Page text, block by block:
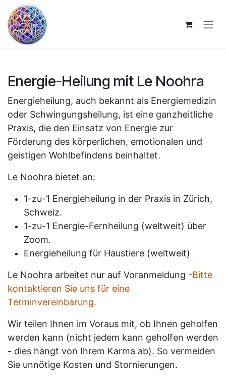
Zum Inhalt springen
Energie-Heilung mit Le Noohra
Energieheilung, auch bekannt als Energiemedizin
oder Schwingungsheilung, ist eine ganzheitliche
Praxis, die den Einsatz von Energie zur
Förderung des körperlichen, emotionalen und
geistigen Wohlbefindens beinhaltet.
Le Noohra bietet an:
1-zu-1 Energieheilung in der Praxis in Zürich,
Schweiz.
1-zu-1 Energie-Fernheilung (weltweit) über
Zoom.
Energieheilung für Haustiere (weltweit)
Le Noohra arbeitet nur auf Voranmeldung -Bitte
kontaktieren Sie uns für eine
Terminvereinbarung.
Wir teilen Ihnen im Voraus mit, ob Ihnen geholfen
werden kann (nicht jedem kann geholfen werden
- dies hängt von Ihrem Karma ab). So vermeiden
Sie unnötige Kosten und Stornierungen.